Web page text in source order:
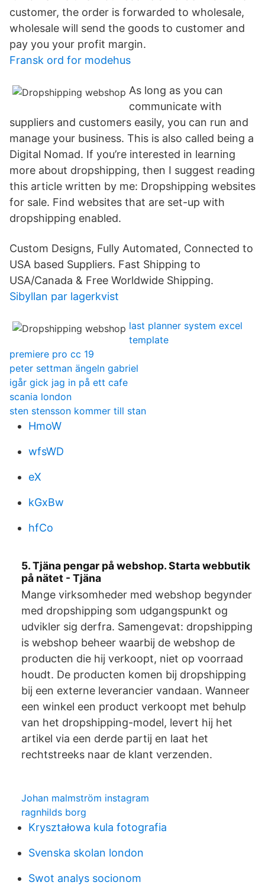
customer, the order is forwarded to wholesale,
wholesale will send the goods to customer and
pay you your profit margin.
Fransk ord for modehus
As long as you can
communicate with
suppliers and customers easily, you can run and
manage your business. This is also called being a
Digital Nomad. If you’re interested in learning
more about dropshipping, then I suggest reading
this article written by me: Dropshipping websites
for sale. Find websites that are set-up with
dropshipping enabled.
Custom Designs, Fully Automated, Connected to
USA based Suppliers. Fast Shipping to
USA/Canada & Free Worldwide Shipping.
Sibyllan par lagerkvist
last planner system excel
template
premiere pro cc 19
peter settman ängeln gabriel
igår gick jag in på ett cafe
scania london
sten stensson kommer till stan
HmoW
wfsWD
eX
kGxBw
hfCo
5. Tjäna pengar på webshop. Starta webbutik
på nätet - Tjäna
Mange virksomheder med webshop begynder
med dropshipping som udgangspunkt og
udvikler sig derfra. Samengevat: dropshipping
is webshop beheer waarbij de webshop de
producten die hij verkoopt, niet op voorraad
houdt. De producten komen bij dropshipping
bij een externe leverancier vandaan. Wanneer
een winkel een product verkoopt met behulp
van het dropshipping-model, levert hij het
artikel via een derde partij en laat het
rechtstreeks naar de klant verzenden.
Johan malmström instagram
ragnhilds borg
Kryształowa kula fotografia
Svenska skolan london
Swot analys socionom